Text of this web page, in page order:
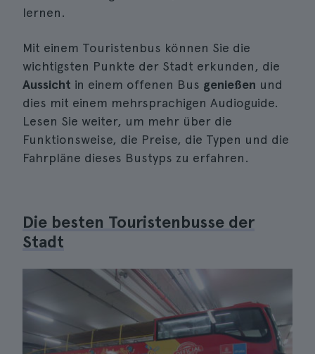
lernen.
Mit einem Touristenbus können Sie die
wichtigsten Punkte der Stadt erkunden, die
Aussicht in einem offenen Bus genießen und
dies mit einem mehrsprachigen Audioguide.
Lesen Sie weiter, um mehr über die
Funktionsweise, die Preise, die Typen und die
Fahrpläne dieses Bustyps zu erfahren.
Die besten Touristenbusse der
Stadt